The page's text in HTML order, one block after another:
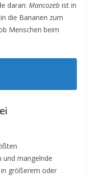
daran: Mancozeb ist in
die Bananen zum
Menschen beim
und mangelnde
in größerem oder